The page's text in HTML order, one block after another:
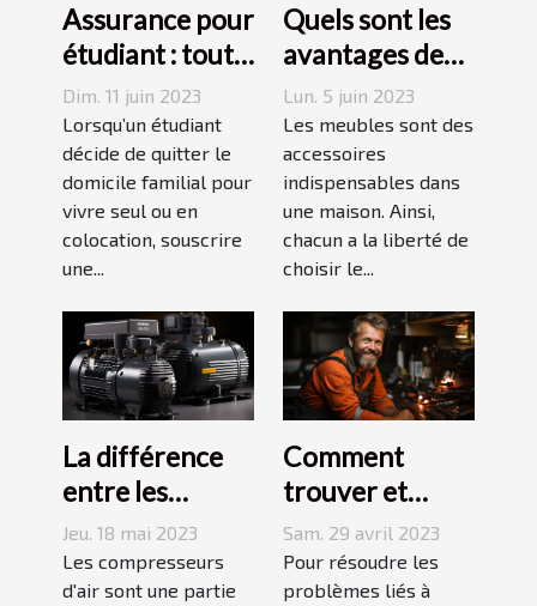
Assurance pour
étudiant : tout
ce qu’il faut
savoir avant de
choisir
Dim. 11 juin 2023
Lorsqu’un étudiant
décide de quitter le
domicile familial pour
vivre seul ou en
colocation, souscrire
une...
Quels sont les
avantages des
tables basses
industrielles ?
Lun. 5 juin 2023
Les meubles sont des
accessoires
indispensables dans
une maison. Ainsi,
chacun a la liberté de
choisir le...
La différence
entre les
compresseurs à
piston et à vis
Jeu. 18 mai 2023
Les compresseurs
d'air sont une partie
Comment
trouver et
choisir un bon
plombier à Evry
?
Sam. 29 avril 2023
Pour résoudre les
problèmes liés à